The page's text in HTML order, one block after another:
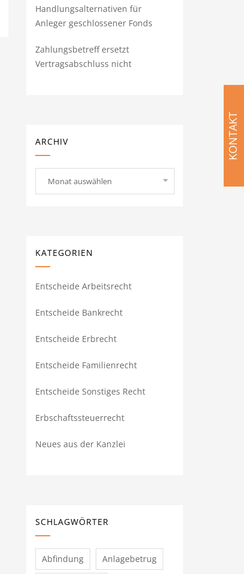
Handlungsalternativen für
Anleger geschlossener Fonds
Zahlungsbetreff ersetzt
Vertragsabschluss nicht
ARCHIV
Monat auswählen
KATEGORIEN
Entscheide Arbeitsrecht
Entscheide Bankrecht
Entscheide Erbrecht
Entscheide Familienrecht
Entscheide Sonstiges Recht
Erbschaftssteuerrecht
Neues aus der Kanzlei
SCHLAGWÖRTER
Abfindung Anlagebetrug
KONTAKT